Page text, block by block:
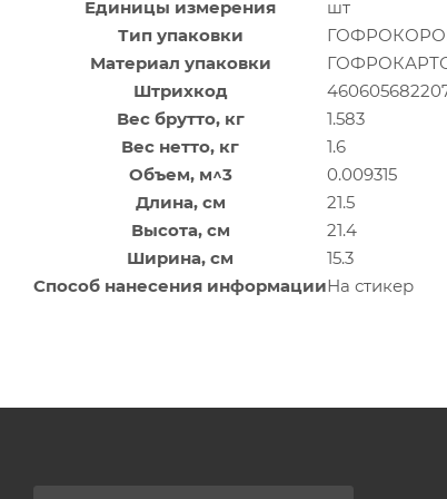
Единицы измерения
шт
Тип упаковки
Материал упаковки
Штрихкод
Вес брутто, кг
1.583
Вес нетто, кг
1.6
Объем, м^3
0.009315
Длина, см
21.5
Высота, см
21.4
Ширина, см
15.3
Способ нанесения информацииНа стикер